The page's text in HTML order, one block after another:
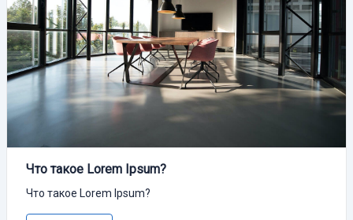
Что такое Lorem Ipsum?
Что такое Lorem Ipsum?